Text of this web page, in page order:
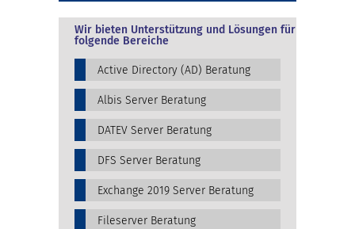
Wir bieten Unterstützung und Lösungen für
folgende Bereiche
Active Directory (AD) Beratung
Albis Server Beratung
DATEV Server Beratung
DFS Server Beratung
Exchange 2019 Server Beratung
Fileserver Beratung